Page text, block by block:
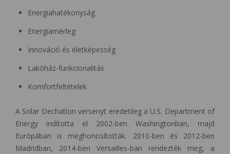
Energiahatékonyság
Energiamérleg
Innováció és életképesség
Lakóház-funkcionalitás
Komfortfeltételek
A Solar Dechatlon versenyt eredetileg a U.S. Department of
Energy indította el 2002-ben Washingtonban, majd
Európában is meghonosították. 2010-ben és 2012-ben
Madridban, 2014-ben Versailles-ban rendezték meg, a